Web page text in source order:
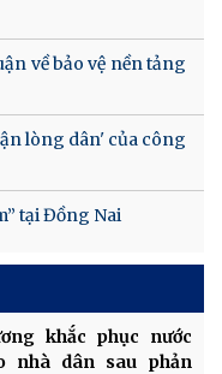
về bảo vệ nền tảng
lòng dân' của công
tại Đồng Nai
khắc phục nước
nhà dân sau phản